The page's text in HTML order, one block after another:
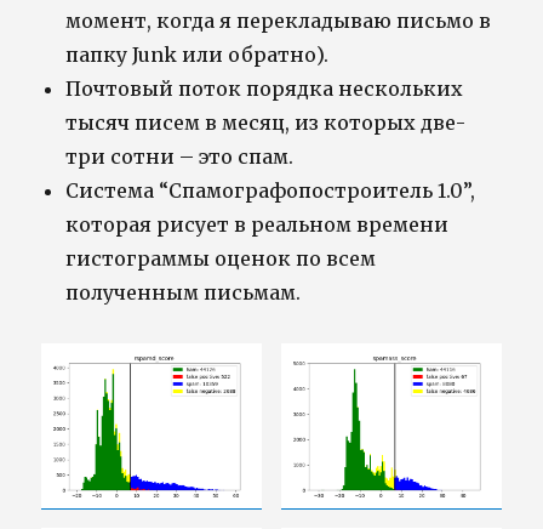
момент, когда я перекладываю письмо в
папку Junk или обратно).
Почтовый поток порядка нескольких
тысяч писем в месяц, из которых две-
три сотни – это спам.
Система “Спамографопостроитель 1.0”,
которая рисует в реальном времени
гистограммы оценок по всем
полученным письмам.